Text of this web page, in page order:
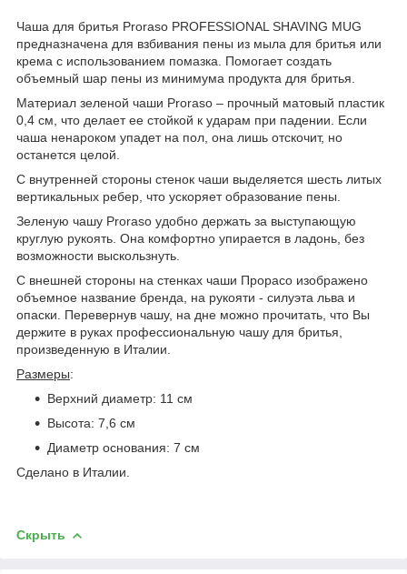
Чаша для бритья Proraso PROFESSIONAL SHAVING MUG
предназначена для взбивания пены из мыла для бритья или
крема с использованием помазка. Помогает создать
объемный шар пены из минимума продукта для бритья.
Материал зеленой чаши Proraso – прочный матовый пластик
0,4 см, что делает ее стойкой к ударам при падении. Если
чаша ненароком упадет на пол, она лишь отскочит, но
останется целой.
С внутренней стороны стенок чаши выделяется шесть литых
вертикальных ребер, что ускоряет образование пены.
Зеленую чашу Proraso удобно держать за выступающую
круглую рукоять. Она комфортно упирается в ладонь, без
возможности выскользнуть.
С внешней стороны на стенках чаши Прорасо изображено
объемное название бренда, на рукояти - силуэта льва и
опаски. Перевернув чашу, на дне можно прочитать, что Вы
держите в руках профессиональную чашу для бритья,
произведенную в Италии.
Размеры:
Верхний диаметр: 11 см
Высота: 7,6 см
Диаметр основания: 7 см
Сделано в Италии.
Скрыть